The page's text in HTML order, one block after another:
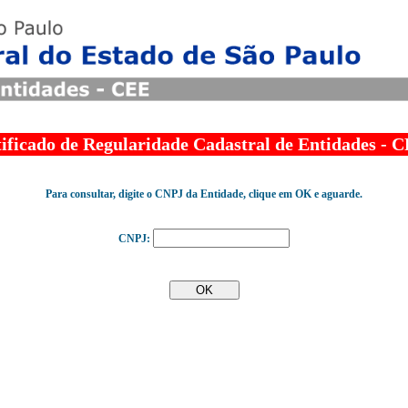
de Regularidade Cadastral de Entidades -
Para consultar, digite o CNPJ da Entidade, clique em OK e aguarde.
CNPJ: